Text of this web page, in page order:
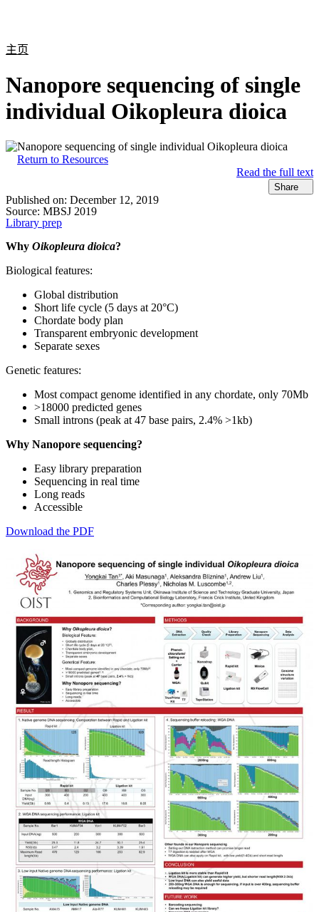
主页
Nanopore sequencing of single
individual Oikopleura dioica
Return to Resources
Read the full text
Share
Published on: December 12, 2019
Source: MBSJ 2019
Library prep
Why Oikopleura dioica?
Biological features:
Global distribution
Short life cycle (5 days at 20°C)
Chordate body plan
Transparent embryonic development
Separate sexes
Genetic features:
Most compact genome identified in any chordate, only 70Mb
>18000 predicted genes
Small introns (peak at 47 base pairs, 2.4% >1kb)
Why Nanopore sequencing?
Easy library preparation
Sequencing in real time
Long reads
Accessible
Download the PDF